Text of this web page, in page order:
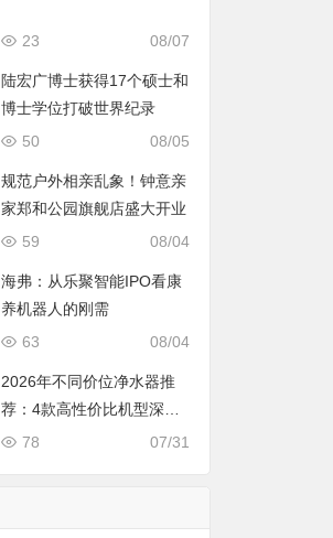
08/07
23
陆宏广博士获得17个硕士和
博士学位打破世界纪录
08/05
50
规范户外相亲乱象！钟意亲
家郑和公园旗舰店盛大开业
08/04
59
海弗：从乐聚智能IPO看康
养机器人的刚需
08/04
63
2026年不同价位净水器推
荐：4款高性价比机型深度
对比，照着买不踩坑
07/31
78